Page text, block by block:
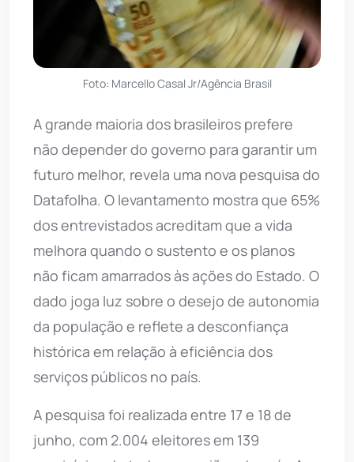
Foto: Marcello Casal Jr/Agência Brasil
A grande maioria dos brasileiros prefere
não depender do governo para garantir um
futuro melhor, revela uma nova pesquisa do
Datafolha. O levantamento mostra que 65%
dos entrevistados acreditam que a vida
melhora quando o sustento e os planos
não ficam amarrados às ações do Estado. O
dado joga luz sobre o desejo de autonomia
da população e reflete a desconfiança
histórica em relação à eficiência dos
serviços públicos no país.
A pesquisa foi realizada entre 17 e 18 de
junho, com 2.004 eleitores em 139